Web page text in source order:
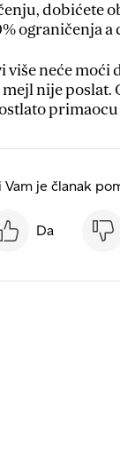
dobićete
ograničenja a
neće
nije poslat.
Vam je članak
Da